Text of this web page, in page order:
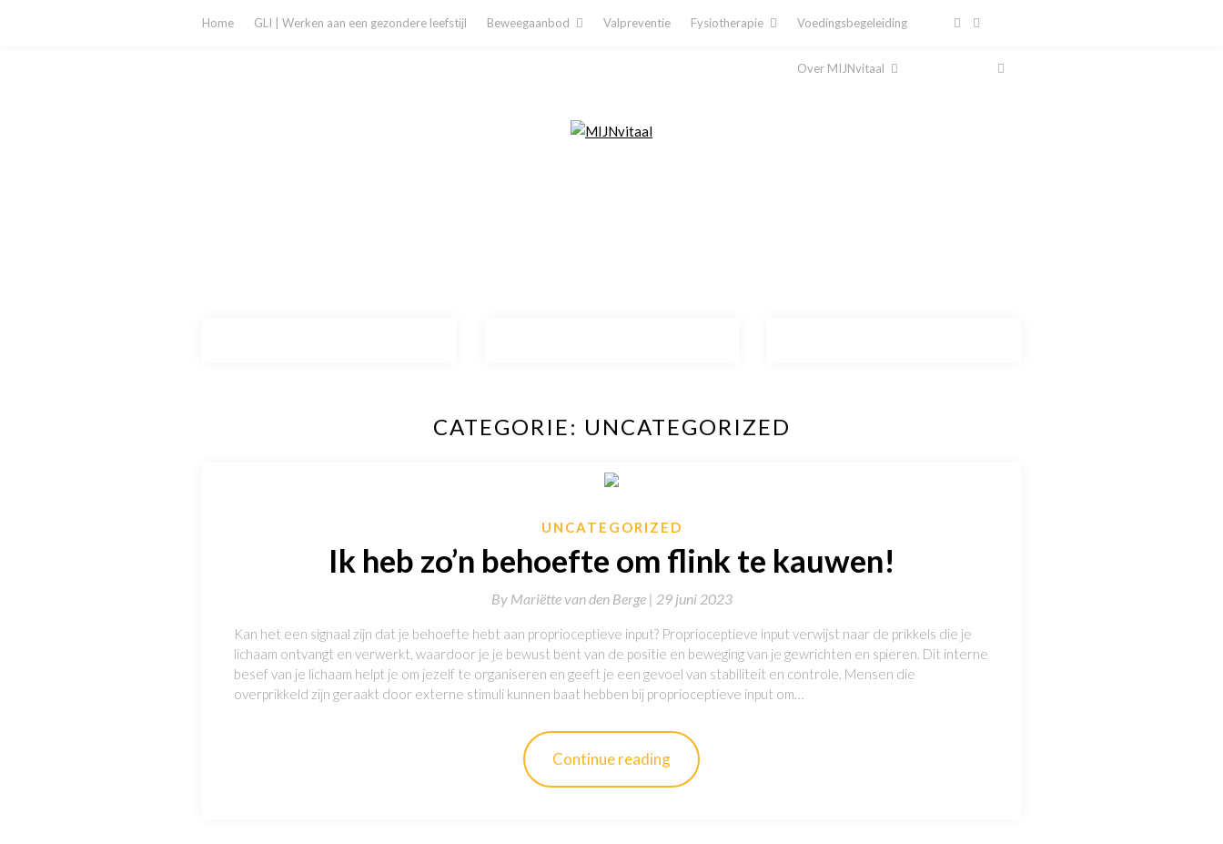
Home GLI | Werken aan een gezondere leefstijl Beweegaanbod Valpreventie Fysiotherapie Voedingsbegeleiding
Over MIJNvitaal
CATEGORIE: UNCATEGORIZED
UNCATEGORIZED
Ik heb zo’n behoefte om flink te kauwen!
By Mariëtte van den Berge | 29 juni 2023
Kan het een signaal zijn dat je behoefte hebt aan proprioceptieve input? Proprioceptieve input verwijst naar de prikkels die je
lichaam ontvangt en verwerkt, waardoor je je bewust bent van de positie en beweging van je gewrichten en spieren. Dit interne
besef van je lichaam helpt je om jezelf te organiseren en geeft je een gevoel van stabiliteit en controle. Mensen die
overprikkeld zijn geraakt door externe stimuli kunnen baat hebben bij proprioceptieve input om…
Continue reading